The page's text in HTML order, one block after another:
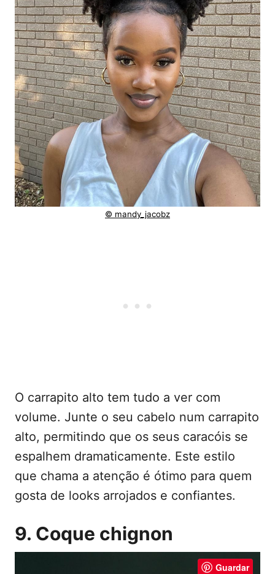
© mandy_jacobz
O carrapito alto tem tudo a ver com
volume. Junte o seu cabelo num carrapito
alto, permitindo que os seus caracóis se
espalhem dramaticamente. Este estilo
que chama a atenção é ótimo para quem
gosta de looks arrojados e confiantes.
9. Coque chignon
Guardar